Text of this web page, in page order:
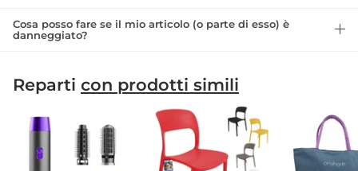
Cosa posso fare se il mio articolo (o parte di esso) è
danneggiato?
Reparti con prodotti simili